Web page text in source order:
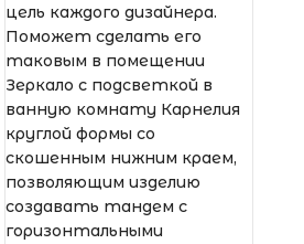
цель каждого дизайнера.
Поможет сделать его
таковым в помещении
Зеркало с подсветкой в
ванную комнату Карнелия
круглой формы со
скошенным нижним краем,
позволяющим изделию
создавать тандем с
горизонтальными